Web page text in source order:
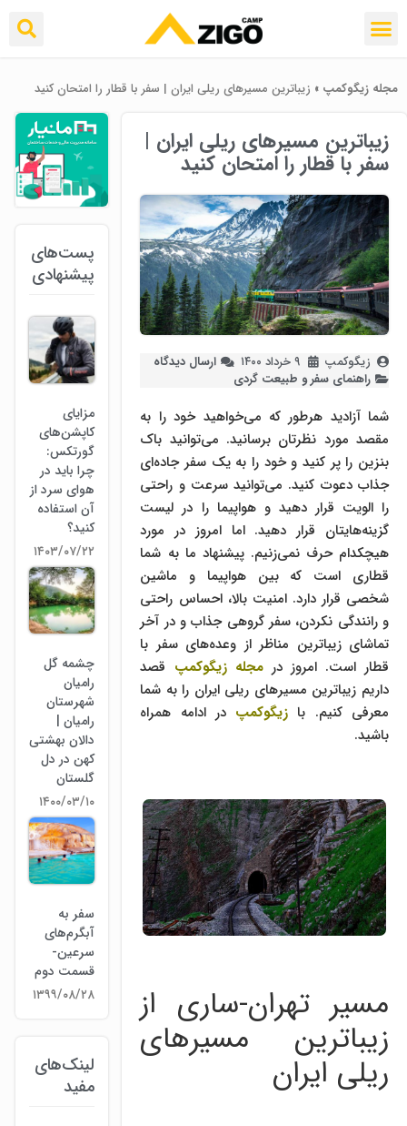
مجله زیگوکمپ » زیباترین مسیرهای ریلی ایران | سفر با قطار را امتحان کنید
زیباترین مسیرهای ریلی ایران |
سفر با قطار را امتحان کنید
زیگوکمپ ۹ خرداد ۱۴۰۰
ارسال دیدگاه
راهنمای سفر و طبیعت گردی
شما آزادید هرطور که می‌خواهید خود را به
مقصد مورد نظرتان برسانید. می‌توانید باک
بنزین را پر کنید و خود را به یک سفر جاده‌ای
جذاب دعوت کنید. می‌توانید سرعت و راحتی
را الویت قرار دهید و هواپیما را در لیست
گزینه‌هایتان قرار دهید. اما امروز در مورد
هیچکدام حرف نمی‌زنیم. پیشنهاد ما به شما
قطاری است که بین هواپیما و ماشین
شخصی قرار دارد. امنیت بالا، احساس راحتی
و رانندگی نکردن، سفر گروهی جذاب و در آخر
تماشای زیباترین مناظر از وعده‌های سفر با
قطار است. امروز درمجله زیگوکمپ قصد
داریم زیباترین مسیرهای ریلی ایران را به شما
معرفی کنیم. با زیگوکمپ در ادامه همراه
باشید.
مسیر تهران-ساری از
زیباترین مسیرهای
ریلی ایران
پست‌های
پیشنهادی
مزایای
کاپشن‌های
گورتکس:
چرا باید در
هوای سرد از
آن استفاده
کنید؟
۱۴۰۳/۰۷/۲۲
چشمه گل
رامیان
شهرستان
رامیان |
دالان بهشتی
کهن در دل
گلستان
۱۴۰۰/۰۳/۱۰
سفر به
آبگرم‌های‌
سرعین-
قسمت دوم
۱۳۹۹/۰۸/۲۸
لینک‌های
مفید